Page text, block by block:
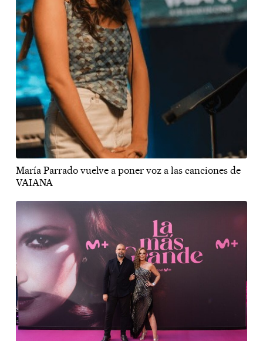
María Parrado vuelve a poner voz a las canciones de
VAIANA